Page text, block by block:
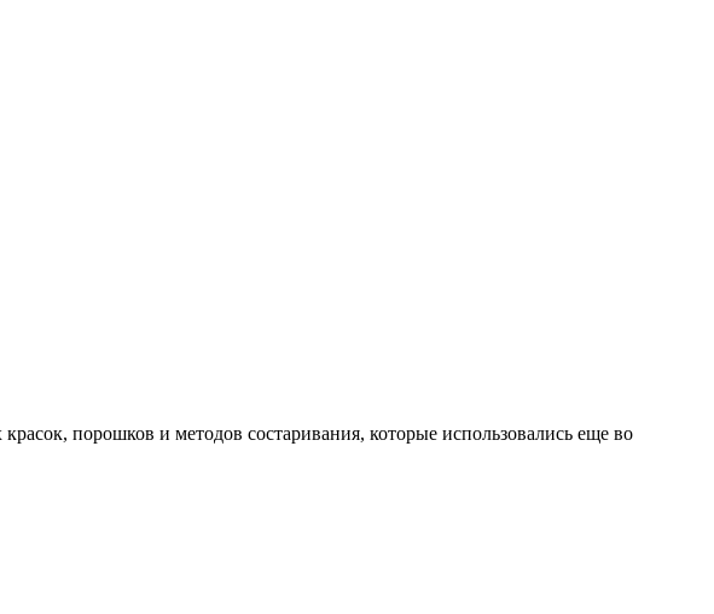
порошков и методов состаривания, которые использовались еще во